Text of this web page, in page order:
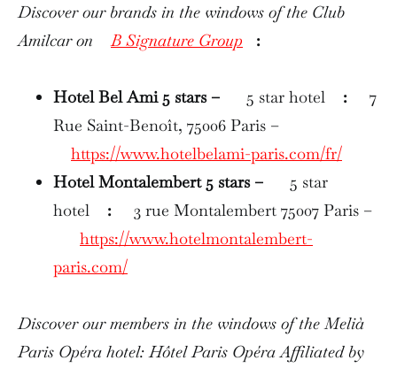
Discover our brands in the windows of the Club
Amilcar onB Signature Group :
Hotel Bel Ami 5 stars – 5 star hotel : 7
Rue Saint-Benoît, 75006 Paris –
https://www.hotelbelami-paris.com/fr/
Hotel Montalembert 5 stars –
5 star
hotel : 3 rue Montalembert 75007 Paris –
https://www.hotelmontalembert-
paris.com/
Discover our members in the windows of the Melià
Paris Opéra hotel: Hôtel Paris Opéra Affiliated by